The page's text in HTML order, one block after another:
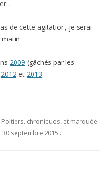
de cette agitation, je serai
matin…
2009 (gâchés par les
2012 et 2013.
Poitiers, chroniques, et marquée
30 septembre 2015 .